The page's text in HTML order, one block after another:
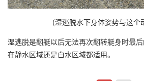
(湿逃脱水下身体姿势与这个
湿逃脱是翻艇以后无法再次翻转艇身时最
在静水区域还是白水区域都适用。